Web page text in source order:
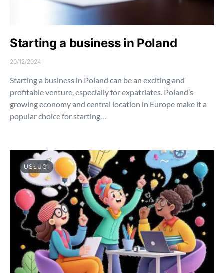
Starting a business in Poland
20/12/2024
Starting a business in Poland can be an exciting and
profitable venture, especially for expatriates. Poland’s
growing economy and central location in Europe make it a
popular choice for starting…
USŁUGI